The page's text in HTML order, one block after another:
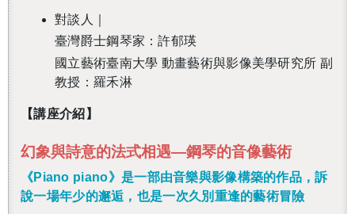
對談人｜
臺灣爵士鋼琴家：許郁瑛
國立藝術臺南大學 動畫藝術與影像美學研究所 副
教授：羅禾淋
【講座介紹】
幻象與詩意的法式相遇—鋼琴的音像藝術
《Piano piano》是一部由音樂與影像構築的作品，訴
說一場年少的邂逅，也是一次久別重逢的藝術冒險